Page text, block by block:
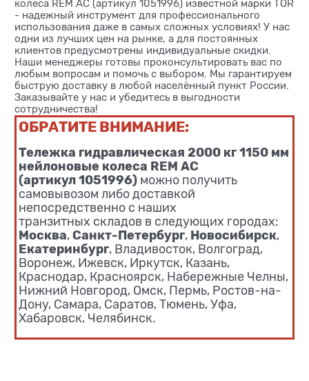
колеса REM AC (артикул 1051996) известной марки TOR
- надежный инструмент для профессионального
использования даже в самых сложных условиях! У нас
одни из лучших цен на рынке, а для постоянных
клиентов предусмотрены индивидуальные скидки.
Наши менеджеры готовы проконсультировать вас по
любым вопросам и помочь с выбором. Мы гарантируем
быструю доставку в любой населённый пункт России.
Заказывайте у нас и убедитесь в выгодности
сотрудничества!
ОБРАТИТЕ ВНИМАНИЕ:
Тележка гидравлическая 2000 кг 1150 мм
нейлоновые колеса REM AC
(артикул 1051996) можно получить
самовывозом либо доставкой
непосредственно с наших
транзитных складов в следующих городах:
Москва, Санкт-Петербург, Новосибирск,
Екатеринбург, Владивосток, Волгоград,
Воронеж, Ижевск, Иркутск, Казань,
Краснодар, Красноярск, Набережные Челны,
Нижний Новгород, Омск, Пермь, Ростов-на-
Дону, Самара, Саратов, Тюмень, Уфа,
Хабаровск, Челябинск.